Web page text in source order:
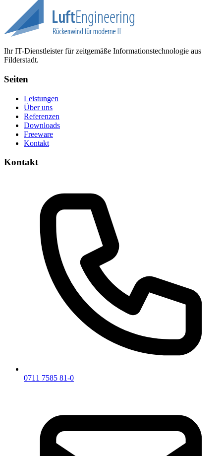
Ihr IT-Dienstleister für zeitgemäße Informationstechnologie aus
Filderstadt.
Seiten
Leistungen
Über uns
Referenzen
Downloads
Freeware
Kontakt
Kontakt
0711 7585 81-0